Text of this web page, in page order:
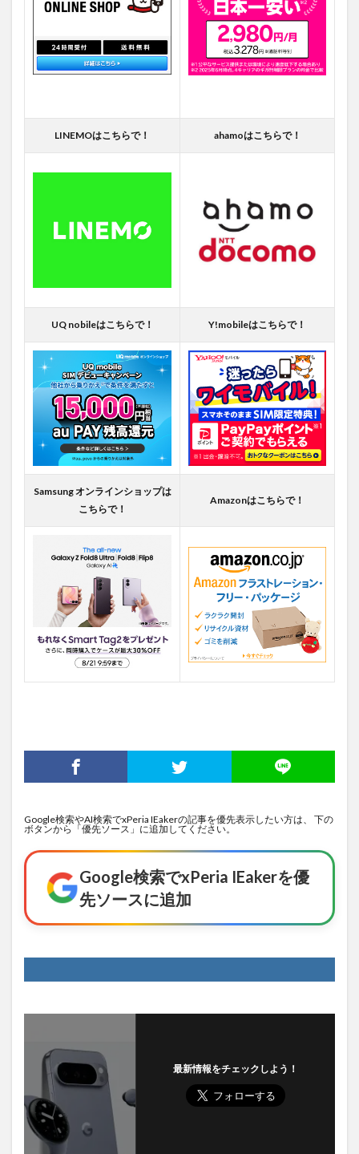
LINEMOはこちらで！ ahamoはこちらで！
UQ nobileはこちらで！ Y!mobileはこちらで！
Samsung オンラインショップは
こちらで！
Amazonはこちらで！
Google検索やAI検索でxPeria IEakerの記事を優先表示したい方は、 下の
ボタンから「優先ソース」に追加してください。
Google検索でxPeria IEakerを優
先ソースに追加
最新情報をチェックしよう！